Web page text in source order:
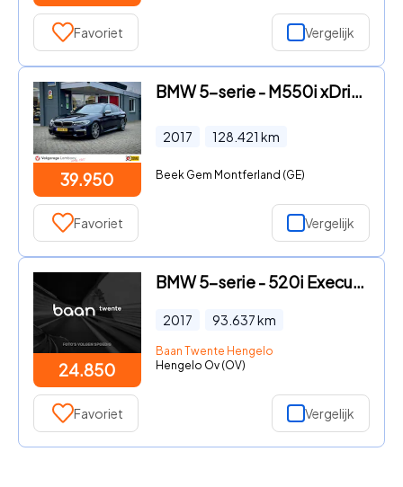
Favoriet Vergelijk
39.950
BMW 5-serie - M550i xDrive High Executive 360 Massage Trekhaak Stoel
2017 128.421 km
Beek Gem Montferland (GE)
Favoriet Vergelijk
24.850
BMW 5-serie - 520i Executive Sportline Automaat
2017 93.637km
Baan Twente Hengelo
Hengelo Ov (OV)
Favoriet Vergelijk